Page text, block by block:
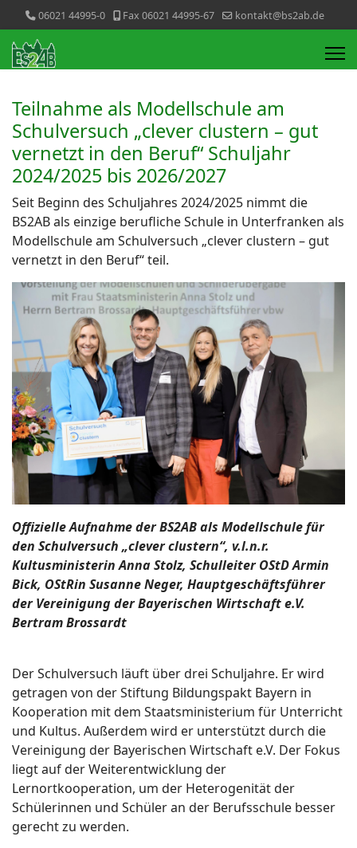
06021 44995-0 Fax 06021 44995-67 kontakt@bs2ab.de
Teilnahme als Modellschule am
Schulversuch „clever clustern – gut
vernetzt in den Beruf“ Schuljahr
2024/2025 bis 2026/2027
Seit Beginn des Schuljahres 2024/2025 nimmt die
BS2AB als einzige berufliche Schule in Unterfranken als
Modellschule am Schulversuch „clever clustern – gut
vernetzt in den Beruf“ teil.
Offizielle Aufnahme der BS2AB als Modellschule für
den Schulversuch „clever clustern“, v.l.n.r.
Kultusministerin Anna Stolz, Schulleiter OStD Armin
Bick, OStRin Susanne Neger, Hauptgeschäftsführer
der Vereinigung der Bayerischen Wirtschaft e.V.
Bertram Brossardt
Der Schulversuch läuft über drei Schuljahre. Er wird
getragen von der Stiftung Bildungspakt Bayern in
Kooperation mit dem Staatsministerium für Unterricht
und Kultus. Außerdem wird er unterstützt durch die
Vereinigung der Bayerischen Wirtschaft e.V. Der Fokus
liegt auf der Weiterentwicklung der
Lernortkooperation, um der Heterogenität der
Schülerinnen und Schüler an der Berufsschule besser
gerecht zu werden.